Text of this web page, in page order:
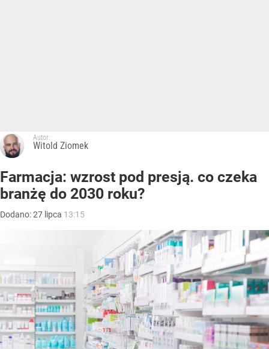
Autor:
Witold Ziomek
Farmacja: wzrost pod presją. co czeka
branżę do 2030 roku?
Dodano:27 lipca 13:15